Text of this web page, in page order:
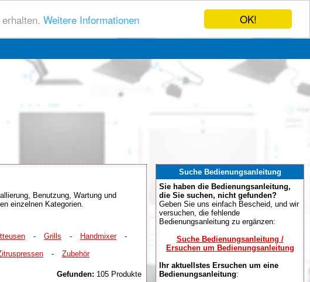
OK!
Weitere Informationen
Benutzung, Wartung und
einzelnen Kategorien.
- Grills - Handmixer
-
- Zubehör
Gefunden: 105 Produkte
Suche Bedienungsanleitung
Sie haben die Bedienungsanleitung,
die Sie suchen, nicht gefunden?
Geben Sie uns einfach Bescheid, und wir
versuchen, die fehlende
Bedienungsanleitung zu ergänzen:
Suche Bedienungsanleitung /
Ersuchen um Bedienungsanleitung
Ihr aktuellstes Ersuchen um eine
Bedienungsanleitung: